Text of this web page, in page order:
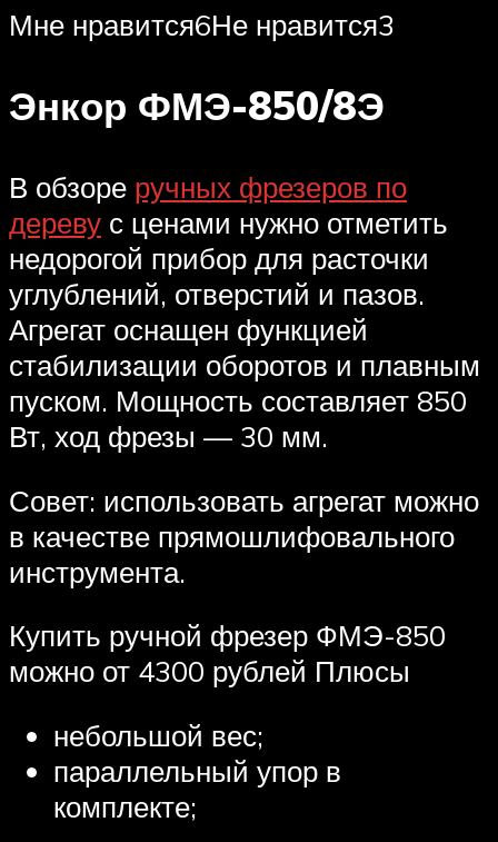
Мне нравится6Не нравится3
Энкор ФМЭ-850/8Э
В обзоре ручных фрезеров по
дереву с ценами нужно отметить
недорогой прибор для расточки
углублений, отверстий и пазов.
Агрегат оснащен функцией
стабилизации оборотов и плавным
пуском. Мощность составляет 850
Вт, ход фрезы — 30 мм.
Совет: использовать агрегат можно
в качестве прямошлифовального
инструмента.
Купить ручной фрезер ФМЭ-850
можно от 4300 рублей Плюсы
небольшой вес;
параллельный упор в
комплекте;